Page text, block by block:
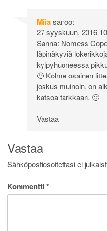
Miiasanoo:
27 syyskuun, 2016
Sanna: Nomess
läpinäkyviä
kylpyhuoneessa
🙂 Kolme osainen
joskus muinoin, on
katsoa tarkkaan. 🙂
Vastaa
Vastaa
Sähköpostiosoitettasi ei
Kommentti *